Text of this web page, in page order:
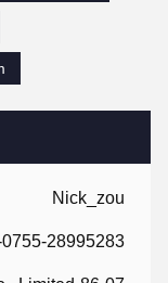
Nick_zou
28995283